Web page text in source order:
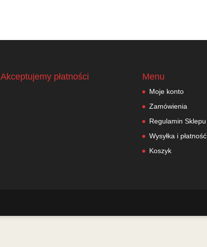
Akceptujemy płatności Menu
Moje konto
Zamówienia
Regulamin Sklepu
Wysyłka i płatność
Koszyk